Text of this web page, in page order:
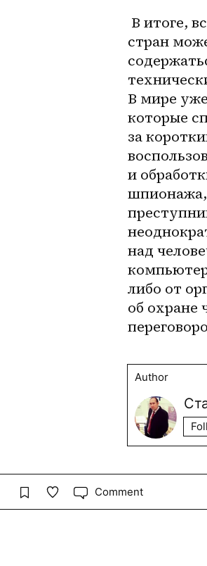
стран
В мире
которые
за
и
шпионажа,
над
либо от
об
Author
Comment